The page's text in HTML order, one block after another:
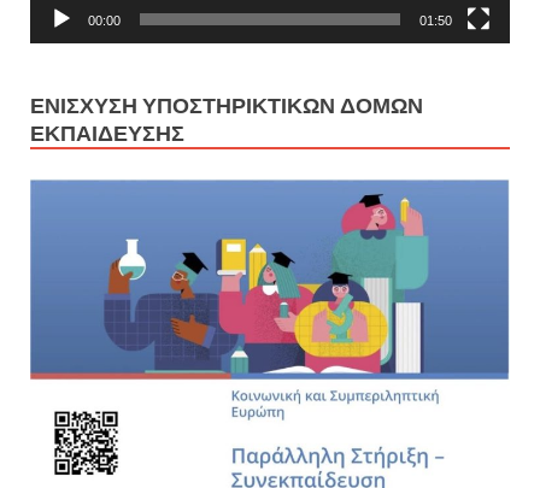
00:00 01:50
ΕΝΊΣΧΥΣΗ ΥΠΟΣΤΗΡΙΚΤΙΚΏΝ ΔΟΜΏΝ
ΕΚΠΑΊΔΕΥΣΗΣ